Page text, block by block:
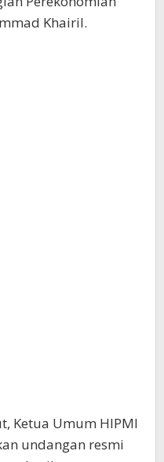
Khairil.
Ketua Umum HIPMI
undangan resmi